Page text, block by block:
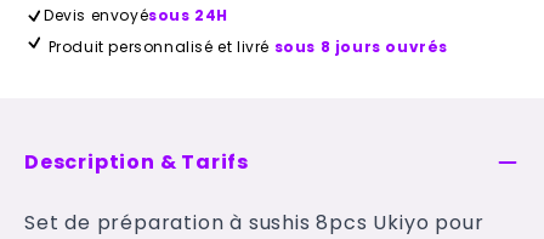
Devis envoyésous 24H
Produit personnalisé et livré sous 8 jours ouvrés
Description & Tarifs
Set de préparation à sushis 8pcs Ukiyo pour